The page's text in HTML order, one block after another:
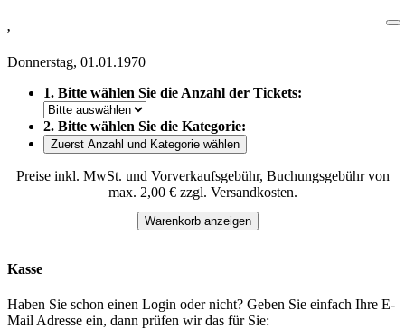
,
Donnerstag, 01.01.1970
1. Bitte wählen Sie die Anzahl der Tickets:
2. Bitte wählen Sie die Kategorie:
Zuerst Anzahl und Kategorie wählen
Preise inkl. MwSt. und Vorverkaufsgebühr, Buchungsgebühr von
max. 2,00 € zzgl. Versandkosten.
Warenkorb anzeigen
Kasse
Haben Sie schon einen Login oder nicht? Geben Sie einfach Ihre E-
Mail Adresse ein, dann prüfen wir das für Sie: